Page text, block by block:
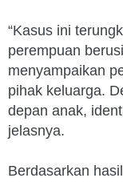
“Kasus ini
perempuan
menyampaikan
pihak keluarga.
depan anak,
jelasnya.
Berdasarkan